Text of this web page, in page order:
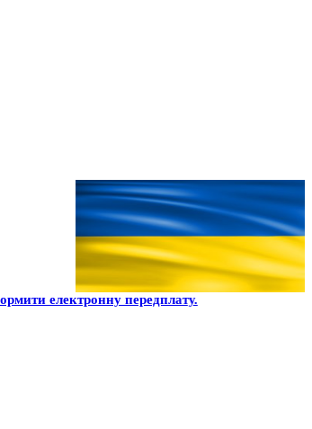
електронну передплату.